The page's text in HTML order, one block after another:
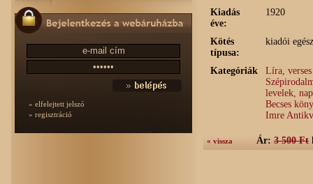
» elfelejtett jelszó
» regisztráció
Kiadás
éve:
1920
Kötés
típusa:
kiadói
Kategóriák
Líra,
levelek,
Becses
Imre
« vissza Ár: 3 500 Ft